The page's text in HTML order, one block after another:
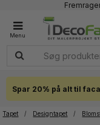
Spar 20% på alt til
Tapet / Designtapet /